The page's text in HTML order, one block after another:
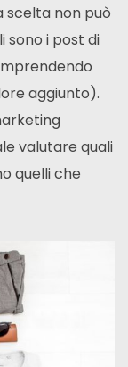
scelta non può
sono i post di
aggiunto).
valutare quali
quelli che